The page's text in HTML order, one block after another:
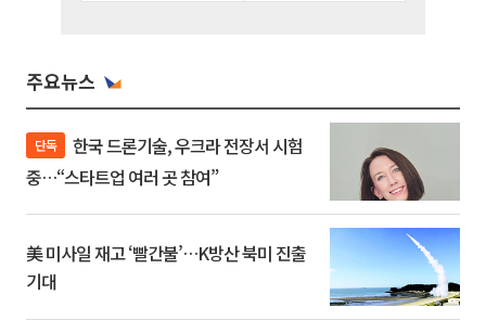
주요뉴스
단독
중…“스타트업 여러 곳 참여”
美 미사일 재고 ‘빨간불’…K방산 북미 진출
기대